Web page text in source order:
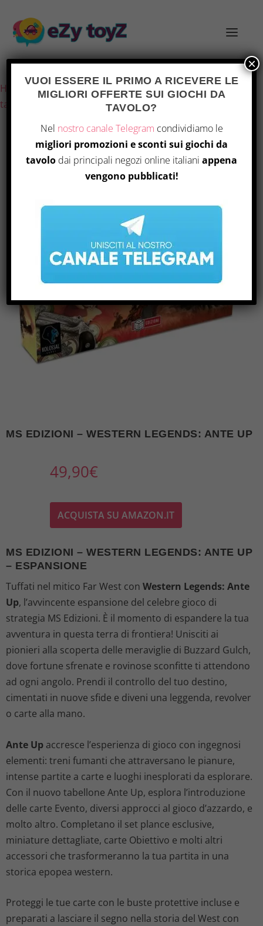
Home /Giochi e giocattoli/Giochi di società/Giochi da
tavolo
/ MS Edizioni – Western Legends: Ante Up
MS EDIZIONI – WESTERN LEGENDS: ANTE UP
49,90€
ACQUISTA SU AMAZON.IT
MS EDIZIONI – WESTERN LEGENDS: ANTE UP
– ESPANSIONE
Tuffati nel mitico Far West con Western Legends: Ante
Up, l’avvincente espansione del celebre gioco di
strategia MS Edizioni. È il momento di espandere la tua
avventura in questa terra di frontiera! Unisciti ai
pionieri alla scoperta delle meraviglie di Buzzard Gulch,
dove fortune sfrenate e rovinose sconfitte ti attendono
ad ogni angolo. Prendi il controllo del tuo destino,
cimentati in nuove sfide e diveni una leggenda, revolver
o carte alla mano.
Ante Up accresce l’esperienza di gioco con ingegnosi
elementi: treni fumanti che attraversano le pianure,
intense partite a carte e luoghi inesplorati da esplorare.
Con il nuovo tabellone Ante Up, esplora l’introduzione
delle carte Evento, diversi approcci al gioco d’azzardo, e
molto altro. Completano il set plance esclusive,
miniature dettagliate, carte Obiettivo e molti altri
accessori che trasformeranno la tua partita in una
storica epopea western.
Proteggi le tue carte con le buste protettive incluse e
preparati a lasciare il segno nella storia del West con
VUOI ESSERE IL PRIMO A RICEVERE LE
MIGLIORI OFFERTE SUI GIOCHI DA
TAVOLO?
Nel nostro canale Telegram condividiamo le
migliori promozioni e sconti sui giochi da
tavolo dai principali negozi online italiani appena
vengono pubblicati!
×